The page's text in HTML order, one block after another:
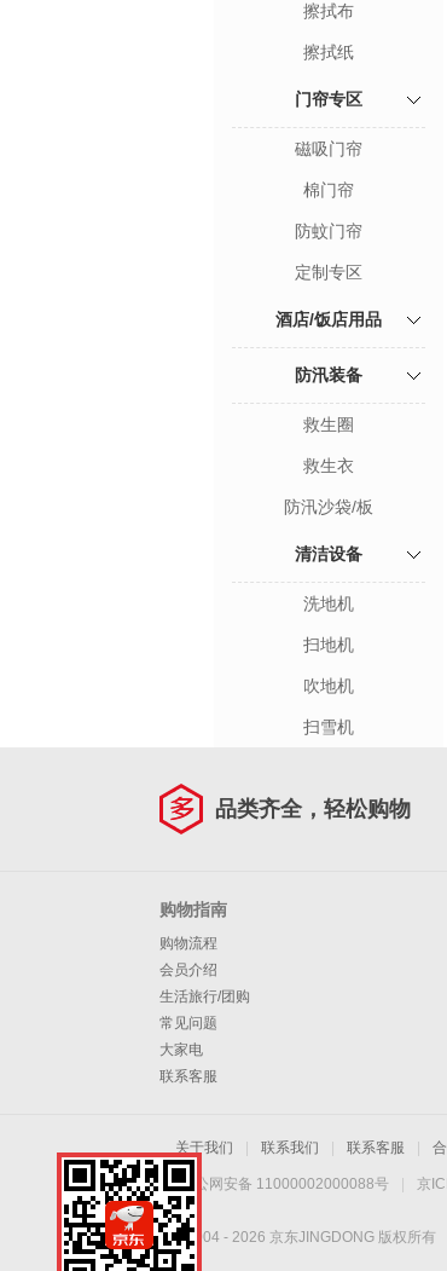
擦拭布
擦拭纸
门帘专区
磁吸门帘
棉门帘
防蚊门帘
定制专区
酒店/饭店用品
防汛装备
救生圈
救生衣
防汛沙袋/板
清洁设备
洗地机
扫地机
吹地机
扫雪机
品类齐全，轻松购物
购物指南
购物流程
会员介绍
生活旅行/团购
常见问题
大家电
联系客服
关于我们 联系我们 联系客服
京公网安备 11000002000088号 京
Copyright © 2004 - 2026 京东JINGDONG 版权所有